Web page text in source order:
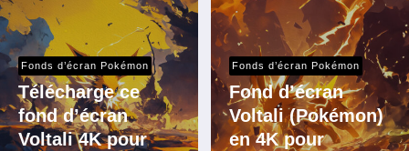
Fonds d’écran Pokémon
Télécharge ce
fond d’écran
Voltali 4K pour
Fonds d’écran Pokémon
Fond d’écran
Voltali (Pokémon)
en 4K pour